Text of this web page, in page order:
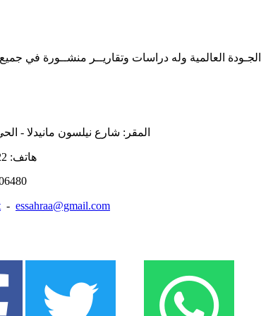
العالمية وله دراسات وتقاريــر منشــورة في
هاتف: 25000622 - 45250731 - 45255931
- essahraa@gmail.com